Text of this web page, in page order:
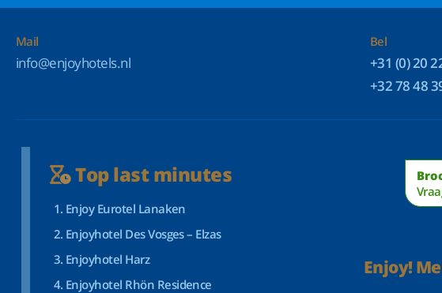
Mail
info@enjoyhotels.nl
Bel
+31 (0) 20
+32 78 48
Top last minutes
Enjoy Eurotel Lanaken
Enjoyhotel Des Vosges – Elzas
Enjoyhotel Harz
Enjoyhotel Rhön Residence
Enjoy!